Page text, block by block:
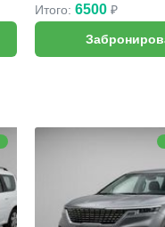
Итого:6500 ₽